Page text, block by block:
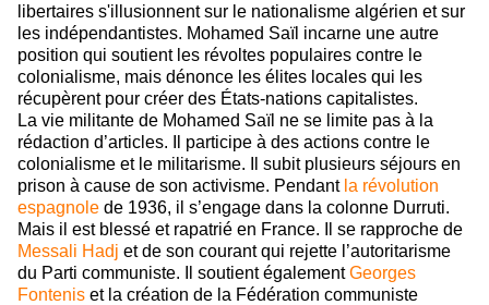
libertaires s'illusionnent sur le nationalisme algérien et sur
les indépendantistes. Mohamed Saïl incarne une autre
position qui soutient les révoltes populaires contre le
colonialisme, mais dénonce les élites locales qui les
récupèrent pour créer des États-nations capitalistes.
La vie militante de Mohamed Saïl ne se limite pas à la
rédaction d’articles. Il participe à des actions contre le
colonialisme et le militarisme. Il subit plusieurs séjours en
prison à cause de son activisme. Pendant la révolution
espagnole de 1936, il s’engage dans la colonne Durruti.
Mais il est blessé et rapatrié en France. Il se rapproche de
Messali Hadj et de son courant qui rejette l’autoritarisme
du Parti communiste. Il soutient égalementGeorges
Fontenis et la création de la Fédération communiste